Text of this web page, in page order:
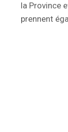
la Province
prennent